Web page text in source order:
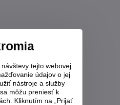
tejto webovej
údajov o jej
nástroje a služby
môžu preniesť k
Kliknutím na „Prijať